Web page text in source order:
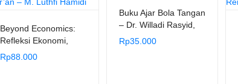
Beyond Economics:
Refleksi Ekonomi,
Bisnis dan Keuangan
dalam Bingkai Al-
Rp88.000
Buku Ajar Bola Tangan
– Dr. Willadi Rasyid,
M.Pd.; Sari Mariati,
S.Si., M.Pd.
Rp35.000